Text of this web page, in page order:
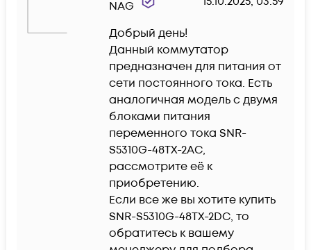
NAG
Добрый день!
Данный коммутатор
предназначен для питания от
сети постоянного тока. Есть
аналогичная модель с двумя
блоками питания
переменного тока SNR-
S5310G-48TX-2AC,
рассмотрите её к
приобретению.
Если все же вы хотите купить
SNR-S5310G-48TX-2DC, то
обратитесь к вашему